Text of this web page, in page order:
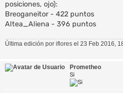
posiciones, ojo):
Breoganeitor - 422 puntos
Altea_Aliena - 396 puntos
Última edición por iflores el 23 Feb 2016,
Prometheo
Si